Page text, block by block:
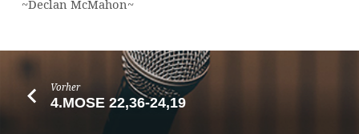
~Declan McMahon~
Vorher
4.MOSE 22,36-24,19